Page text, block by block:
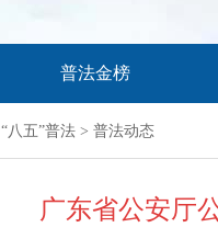
普法金榜
“八五”普法 > 普法动态
广东省公安厅